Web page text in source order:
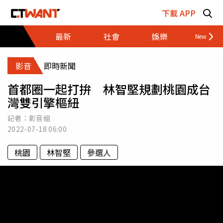
下載 APP
最新
社會 娛樂 財經
影音 即時新聞
首都圈一起打拚 林智堅規劃桃園成台
灣雙引擎樞紐
記者：影音組
2022-07-1806:00
桃園 林智堅 參選人